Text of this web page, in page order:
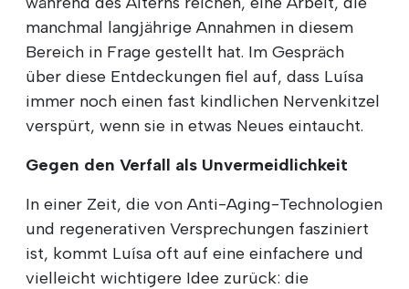
manchmal langjährige Annahmen in diesem
Bereich in Frage gestellt hat. Im Gespräch
über diese Entdeckungen fiel auf, dass Luísa
immer noch einen fast kindlichen Nervenkitzel
verspürt, wenn sie in etwas Neues eintaucht.
Gegen den Verfall als Unvermeidlichkeit
In einer Zeit, die von Anti-Aging-Technologien
und regenerativen Versprechungen fasziniert
ist, kommt Luísa oft auf eine einfachere und
vielleicht wichtigere Idee zurück: die